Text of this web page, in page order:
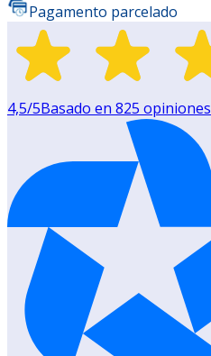
Pagamento parcelado
4,5/5Basado en 825 opiniones